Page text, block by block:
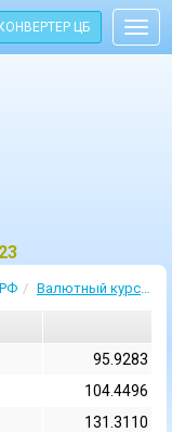
КОНВЕРТЕР ЦБ
Валютный курс 31 Август 2023
95.9283
104.4496
131.3110